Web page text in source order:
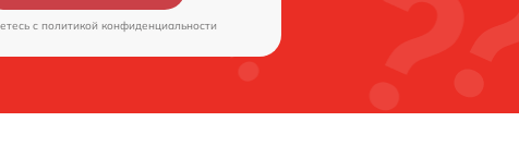
c политикой конфиденциальности